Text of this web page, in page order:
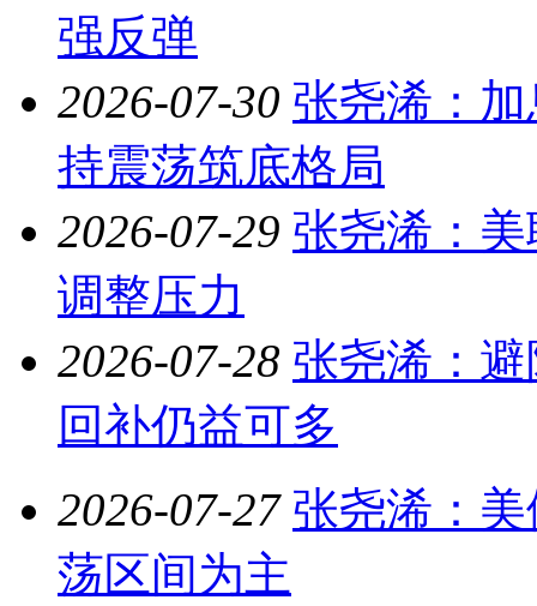
强反弹
2026-07-30 张尧浠：
持震荡筑底格局
2026-07-29 张尧浠：
调整压力
2026-07-28 张尧浠：
回补仍益可多
2026-07-27 张尧浠：
荡区间为主